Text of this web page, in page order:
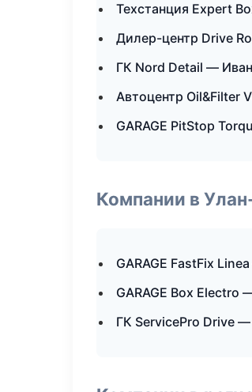
Техстанция Expert
Дилер-центр Drive
ГК Nord Detail —
Автоцентр Oil&Filter
GARAGE PitStop
Компании в
GARAGE FastFix
GARAGE Box Electro
ГК ServicePro Drive